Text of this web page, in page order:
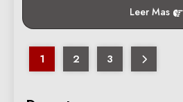
Leer Mas
1 2 3